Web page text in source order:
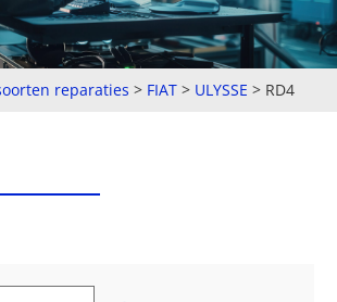
reparaties > FIAT > ULYSSE > RD4